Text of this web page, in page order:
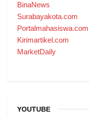
BinaNews
Surabayakota.com
Portalmahasiswa.com
Kirimartikel.com
MarketDaily
YOUTUBE